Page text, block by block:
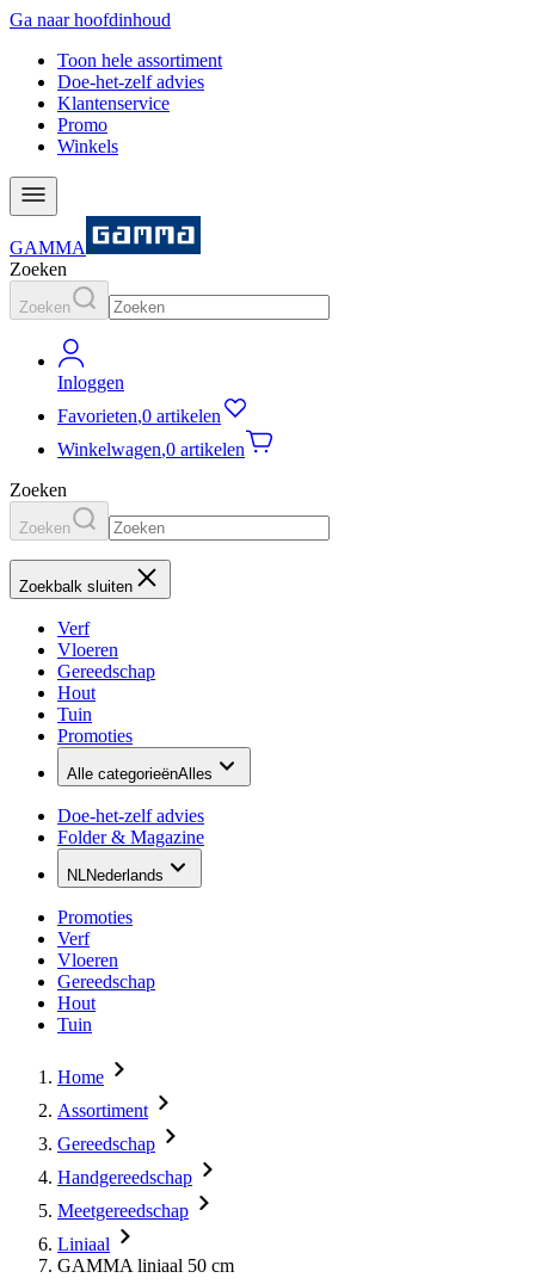
Ga naar hoofdinhoud
Toon hele assortiment
Doe-het-zelf advies
Klantenservice
Promo
Winkels
GAMMA
Zoeken
Zoeken
Inloggen
Favorieten,0 artikelen
Winkelwagen,0 artikelen
Zoeken
Zoeken
Zoekbalk sluiten
Verf
Vloeren
Gereedschap
Hout
Tuin
Promoties
Alle categorieënAlles
Doe-het-zelf advies
Folder & Magazine
NLNederlands
Promoties
Verf
Vloeren
Gereedschap
Hout
Tuin
Home
Assortiment
Gereedschap
Handgereedschap
Meetgereedschap
Liniaal
GAMMA liniaal 50 cm